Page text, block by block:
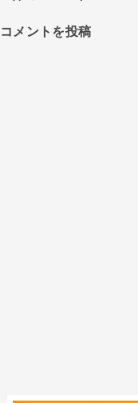
コメントを投稿